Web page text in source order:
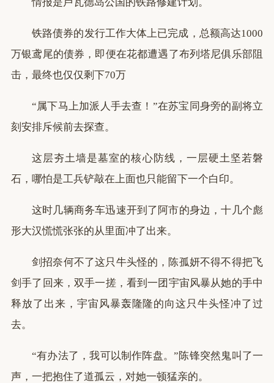
铁路债券的发行工作大体上已完成，总额高达1000
万银鸢尾的债券，即便在花都遭遇了布列塔尼俱乐部阻
击，最终也仅仅剩下70万
“属下马上加派人手去查！”在苏宝同身旁的副将立
刻安排斥候前去探查。
这层夯土墙是墓室的核心防线，一层硬土坚若磐
石，哪怕是工兵铲敲在上面也只能留下一个白印。
这时几辆商务车迅速开到了阿市的身边，十几个彪
形大汉慌慌张张的从里面冲了出来。
剑招奈何不了这只牛头怪的，陈孤妍不得不得把飞
剑手了回来，双手一搓，看到一团宇宙风暴从她的手中
释放了出来，宇宙风暴轰隆隆的向这只牛头怪冲了过
去。
“有办法了，我可以制作阵盘。”陈锋突然鬼叫了一
声，一把抱住了道孤云，对她一顿猛亲的。